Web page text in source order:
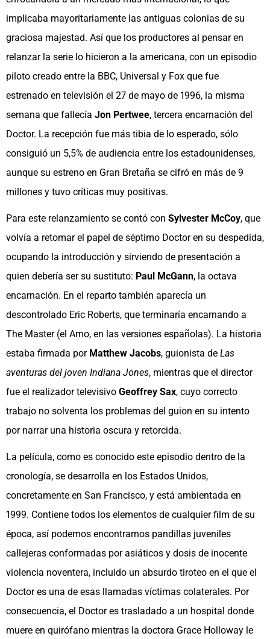
implicaba mayoritariamente las antiguas colonias de su
graciosa majestad. Así que los productores al pensar en
relanzar la serie lo hicieron a la americana, con un episodio
piloto creado entre la BBC, Universal y Fox que fue
estrenado en televisión el 27 de mayo de 1996, la misma
semana que fallecía Jon Pertwee, tercera encarnación del
Doctor. La recepción fue más tibia de lo esperado, sólo
consiguió un 5,5% de audiencia entre los estadounidenses,
aunque su estreno en Gran Bretaña se cifró en más de 9
millones y tuvo críticas muy positivas.
Para este relanzamiento se contó con Sylvester McCoy, que
volvía a retomar el papel de séptimo Doctor en su despedida,
ocupando la introducción y sirviendo de presentación a
quien debería ser su sustituto: Paul McGann, la octava
encarnación. En el reparto también aparecía un
descontrolado Eric Roberts, que terminaría encarnando a
The Master (el Amo, en las versiones españolas). La historia
estaba firmada porMatthew Jacobs, guionista de Las
aventuras del joven Indiana Jones, mientras que el director
fue el realizador televisivo Geoffrey Sax, cuyo correcto
trabajo no solventa los problemas del guion en su intento
por narrar una historia oscura y retorcida.
La película, como es conocido este episodio dentro de la
cronología, se desarrolla en los Estados Unidos,
concretamente en San Francisco, y está ambientada en
1999. Contiene todos los elementos de cualquier film de su
época, así podemos encontrarnos pandillas juveniles
callejeras conformadas por asiáticos y dosis de inocente
violencia noventera, incluido un absurdo tiroteo en el que el
Doctor es una de esas llamadas víctimas colaterales. Por
consecuencia, el Doctor es trasladado a un hospital donde
muere en quirófano mientras la doctora Grace Holloway le